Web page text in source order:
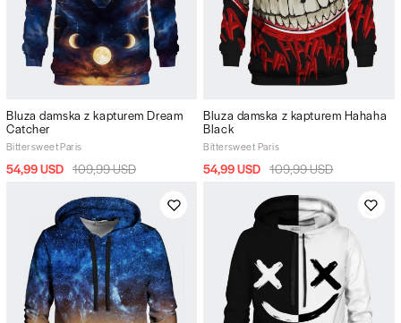
Bluza damska z kapturem Dream
Catcher
Bittersweet Paris
54,99 USD 109,99 USD
Bluza damska z kapturem Hahaha
Black
Bittersweet Paris
54,99 USD 109,99 USD